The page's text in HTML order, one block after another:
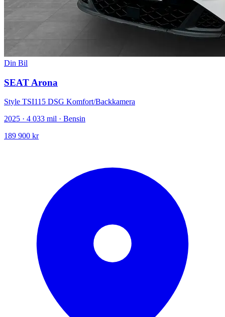
Din Bil
SEAT Arona
Style TSI115 DSG Komfort/Backkamera
2025 · 4 033 mil · Bensin
189 900 kr